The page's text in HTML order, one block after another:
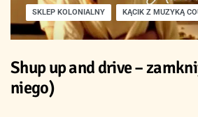
SKLEP KOLONIALNY KĄCIK Z MUZYKĄ
Shup up and drive –
niego)